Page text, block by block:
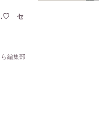
…♡ セ
編集部